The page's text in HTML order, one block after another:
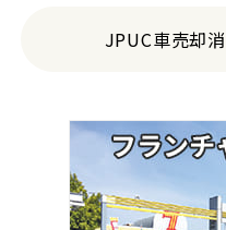
JPUC車売却